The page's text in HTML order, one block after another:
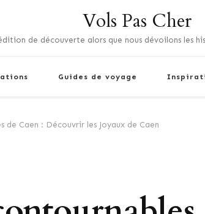
Vols Pas Cher
de découverte alors que nous dévoilons les
Guides de voyage
de Caen : Découvrir les Joyaux de Caen